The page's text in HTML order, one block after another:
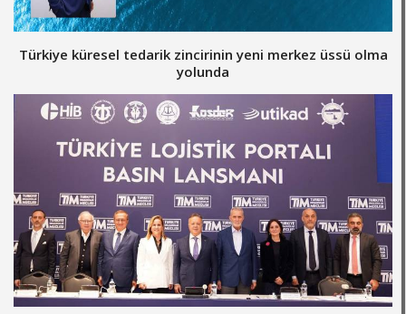
Türkiye küresel tedarik zincirinin yeni merkez üssü olma
yolunda